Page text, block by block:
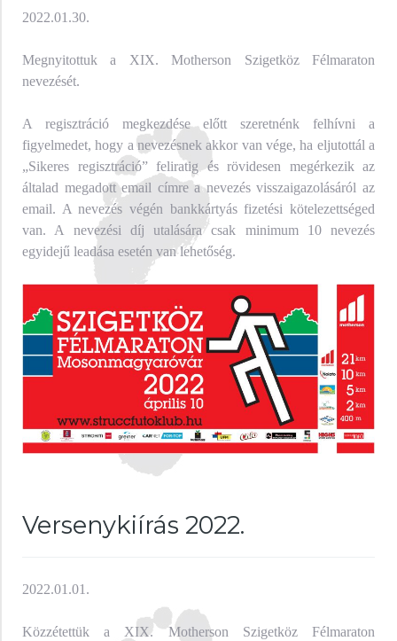
2022.01.30.
Megnyitottuk a XIX. Motherson Szigetköz Félmaraton
nevezését.
A regisztráció megkezdése előtt szeretnénk felhívni a
figyelmedet, hogy a nevezésnek akkor van vége, ha eljutottál a
„Sikeres regisztráció” feliratig és rövidesen megérkezik az
általad megadott email címre a nevezés visszaigazolásáról az
email. A nevezés végén bankkártyás fizetési kötelezettséged
van. A nevezési díj utalására csak minimum 10 nevezés
egyidejű leadása esetén van lehetőség.
Versenykiírás 2022.
2022.01.01.
Közzétettük a XIX. Motherson Szigetköz Félmaraton